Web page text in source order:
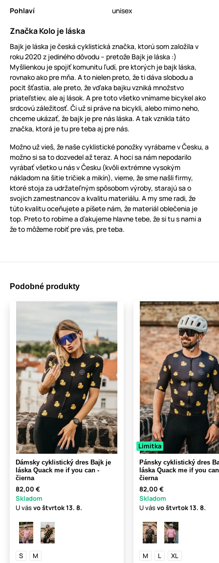
Pohlaví
unisex
Značka Kolo je láska
Bajk je láska je česká cyklistická značka, ktorú som založila v
roku 2020 z jediného dôvodu – pretože Bajk je láska :)
Myšlienkou je spojiť komunitu ľudí, pre ktorých je bajk láska,
rovnako ako pre mňa. A to nielen preto, že ti dáva slobodu a
pocit šťastia, ale preto, že vďaka bajku vzniká množstvo
priateľstiev, ale aj lások. A pre toto všetko vnímame bicykel ako
srdcovú záležitosť. Či už si práve na bicykli, alebo mimo neho,
chceme ukázať, že bajk je pre nás láska. A tak vznikla táto
značka, ktorá je tu pre teba aj pre nás.
Možno už vieš, že naše cyklistické ponožky vyrábame v Česku, a
možno si sa to dozvedel až teraz. A hoci sa nám nepodarilo
vyrábať všetko u nás v Česku (kvôli extrémne vysokým
nákladom na šitie tričiek a mikín), vieme, že sme našli firmy,
ktoré stoja za udržateľným spôsobom výroby, starajú sa o
svojich zamestnancov a kvalitu materiálu. A my sme radi, že
túto kvalitu oceňujete a píšete nám, že materiál oblečenia je
top. Preto to robíme a ďakujeme hlavne tebe, že si tu s nami a
že to môžeme robiť pre vás, pre teba.
Podobné produkty
Dámsky cyklistický dres Bajk je
láska Quack me if you can -
čierna
82,00 €
Skladom
U vásvo štvrtok13. 8.
S M
Limitka
Pánsky cyklistický dres
láska Quack me if you
čierna
82,00 €
Skladom
U vásvo štvrtok13. 8.
M L XL